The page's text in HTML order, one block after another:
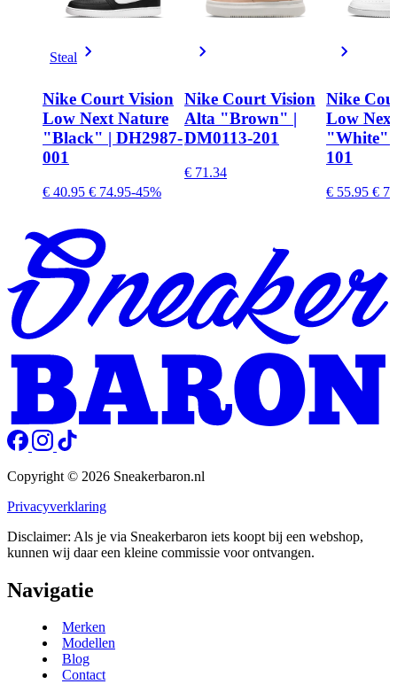
Steal
Nike Court Vision
Low Next Nature
"Black" | DH2987-
001
€ 40.95 € 74.95-45%
Nike Court Vision
Alta "Brown" |
DM0113-201
€ 71.34
Nike
Low
"White"
101
€ 55.95 €
Copyright © 2026 Sneakerbaron.nl
Privacyverklaring
Disclaimer: Als je via Sneakerbaron iets koopt bij een webshop,
kunnen wij daar een kleine commissie voor ontvangen.
Navigatie
Merken
Modellen
Blog
Contact